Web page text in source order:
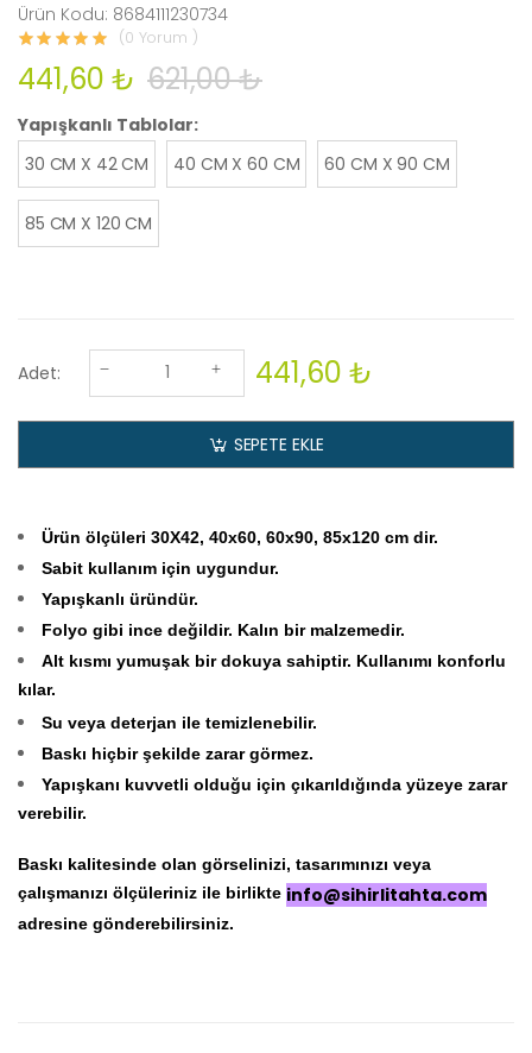
Ürün Kodu: 8684111230734
(0 Yorum )
441,60 ₺ 621,00 ₺
Yapışkanlı Tablolar:
30 CM X 42 CM
40 CM X 60 CM 60 CM X 90 CM
85 CM X 120 CM
Adet: 441,60 ₺
SEPETE EKLE
Ürün ölçüleri 30X42, 40x60, 60x90, 85x120 cm dir.
Sabit kullanım için uygundur.
Yapışkanlı üründür.
Folyo gibi ince değildir. Kalın bir malzemedir.
Alt kısmı yumuşak bir dokuya sahiptir. Kullanımı konforlu
kılar.
Su veya deterjan ile temizlenebilir.
Baskı hiçbir şekilde zarar görmez.
Yapışkanı kuvvetli olduğu için çıkarıldığında yüzeye zarar
verebilir.
Baskı kalitesinde olan görselinizi, tasarımınızı veya
çalışmanızı ölçüleriniz ile birlikte info@sihirlitahta.com
adresine gönderebilirsiniz.